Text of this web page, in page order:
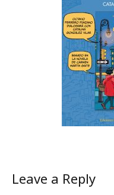
Leave a Reply